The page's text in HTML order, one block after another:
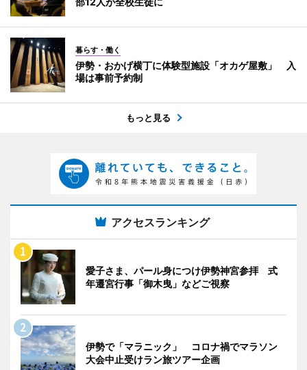
暮らす・働く
伊勢・おかげ横丁に体験型施設「オカゲ屋敷」 入
場は事前予約制
もっと見る
アクセスランキング
愛子さま、パール身につけ伊勢神宮参拝 式
年遷宮行事「御木曳」などご視察
伊勢で「マラニック」 コロナ禍でマラソン
大会中止受けラン旅ツアー企画